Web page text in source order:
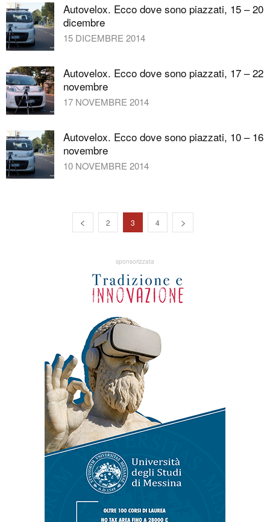
Autovelox. Ecco dove sono piazzati, 15 – 20
dicembre
15 DICEMBRE 2014
Autovelox. Ecco dove sono piazzati, 17 – 22
novembre
17 NOVEMBRE 2014
Autovelox. Ecco dove sono piazzati, 10 – 16
novembre
10 NOVEMBRE 2014
2 3 4
sponsorizzata